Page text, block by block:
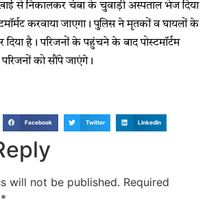
से निकालकर चंबा के चुवाड़ी अस्पताल भेज दिया
करवाया जाएगा। पुलिस ने मृतकों व घायलों के
है। परिजनों के पहुंचने के बाद पोस्टमॉर्टम
को सौंपे जाएंगे।
Facebook Twitter LinkedIn
will not be published. Required
*